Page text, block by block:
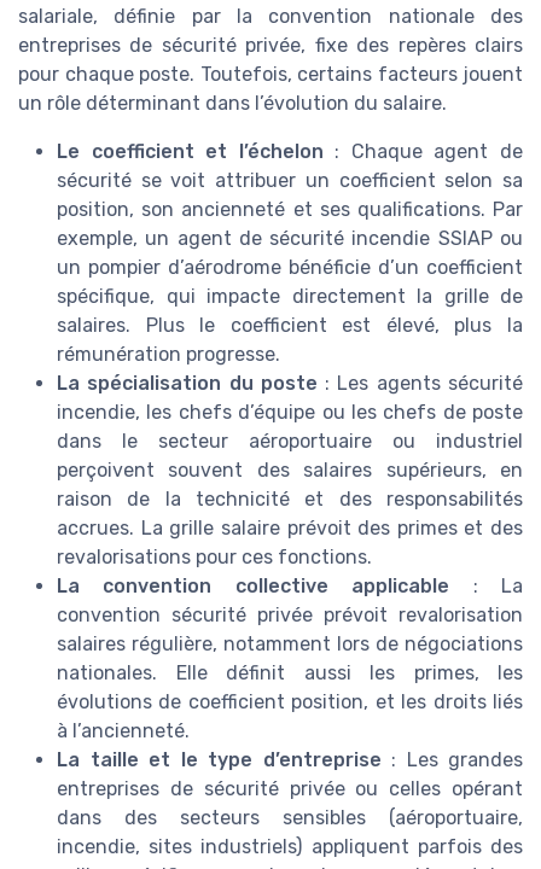
salariale, définie par la convention nationale des
entreprises de sécurité privée, fixe des repères clairs
pour chaque poste. Toutefois, certains facteurs jouent
un rôle déterminant dans l’évolution du salaire.
Le coefficient et l’échelon : Chaque agent de
sécurité se voit attribuer un coefficient selon sa
position, son ancienneté et ses qualifications. Par
exemple, un agent de sécurité incendie SSIAP ou
un pompier d’aérodrome bénéficie d’un coefficient
spécifique, qui impacte directement la grille de
salaires. Plus le coefficient est élevé, plus la
rémunération progresse.
La spécialisation du poste : Les agents sécurité
incendie, les chefs d’équipe ou les chefs de poste
dans le secteur aéroportuaire ou industriel
perçoivent souvent des salaires supérieurs, en
raison de la technicité et des responsabilités
accrues. La grille salaire prévoit des primes et des
revalorisations pour ces fonctions.
La convention collective applicable : La
convention sécurité privée prévoit revalorisation
salaires régulière, notamment lors de négociations
nationales. Elle définit aussi les primes, les
évolutions de coefficient position, et les droits liés
à l’ancienneté.
La taille et le type d’entreprise : Les grandes
entreprises de sécurité privée ou celles opérant
dans des secteurs sensibles (aéroportuaire,
incendie, sites industriels) appliquent parfois des